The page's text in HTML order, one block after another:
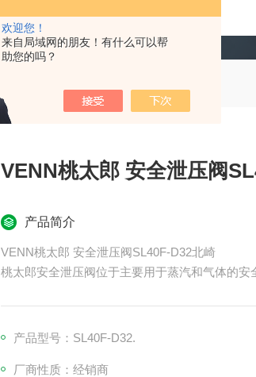
欢迎您！
来自局域网的朋友！有什么可以帮
助您的吗？
VENN桃太郎 安全泄压阀
产品简介
VENN桃太郎 安全泄压阀SL40F-D32北崎
桃太郎安全泄压阀位于主要用于蒸汽和气体的安
产品型号：SL40F-D32.
厂商性质：经销商